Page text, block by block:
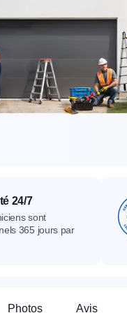
Tous nos produits
24/7
sont
365 jours par
Photos Avis